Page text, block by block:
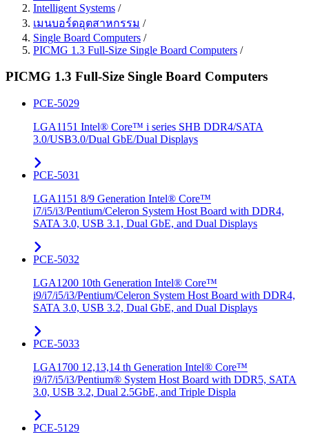
Intelligent Systems /
เมนบอร์ดอุตสาหกรรม /
Single Board Computers /
PICMG 1.3 Full-Size Single Board Computers /
PICMG 1.3 Full-Size Single Board Computers
PCE-5029
LGA1151 Intel® Core™ i series SHB DDR4/SATA
3.0/USB3.0/Dual GbE/Dual Displays
PCE-5031
LGA1151 8/9 Generation Intel® Core™
i7/i5/i3/Pentium/Celeron System Host Board with DDR4,
SATA 3.0, USB 3.1, Dual GbE, and Dual Displays
PCE-5032
LGA1200 10th Generation Intel® Core™
i9/i7/i5/i3/Pentium/Celeron System Host Board with DDR4,
SATA 3.0, USB 3.2, Dual GbE, and Dual Displays
PCE-5033
LGA1700 12,13,14 th Generation Intel® Core™
i9/i7/i5/i3/Pentium® System Host Board with DDR5, SATA
3.0, USB 3.2, Dual 2.5GbE, and Triple Displa
PCE-5129